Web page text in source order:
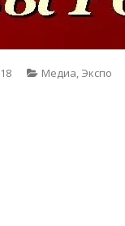
Медиа, Экспо